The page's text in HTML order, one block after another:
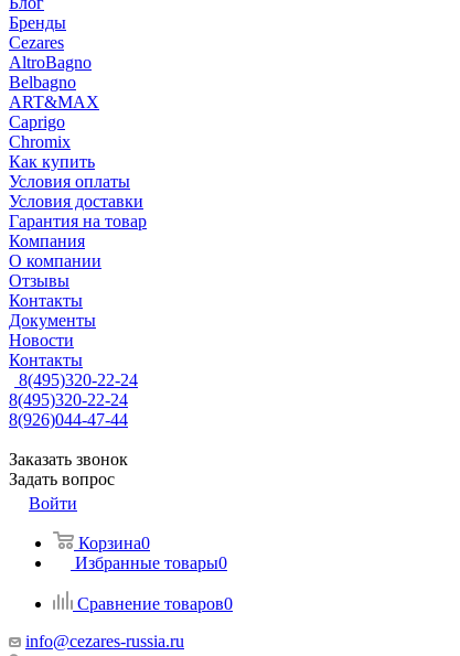
Бренды
Cezares
AltroBagno
Belbagno
ART&MAX
Caprigo
Chromix
Как купить
Условия оплаты
Условия доставки
Гарантия на товар
Компания
О компании
Отзывы
Контакты
Документы
Новости
Контакты
8(495)320-22-24
8(495)320-22-24
8(926)044-47-44
Заказать звонок
Задать вопрос
Войти
Корзина0
Избранные товары0
Сравнение товаров0
info@cezares-russia.ru